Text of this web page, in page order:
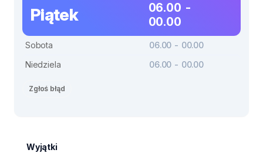
Piątek
06.00 -
00.00
Sobota
06.00 - 00.00
Niedziela
06.00 - 00.00
Zgłoś błąd
Wyjątki